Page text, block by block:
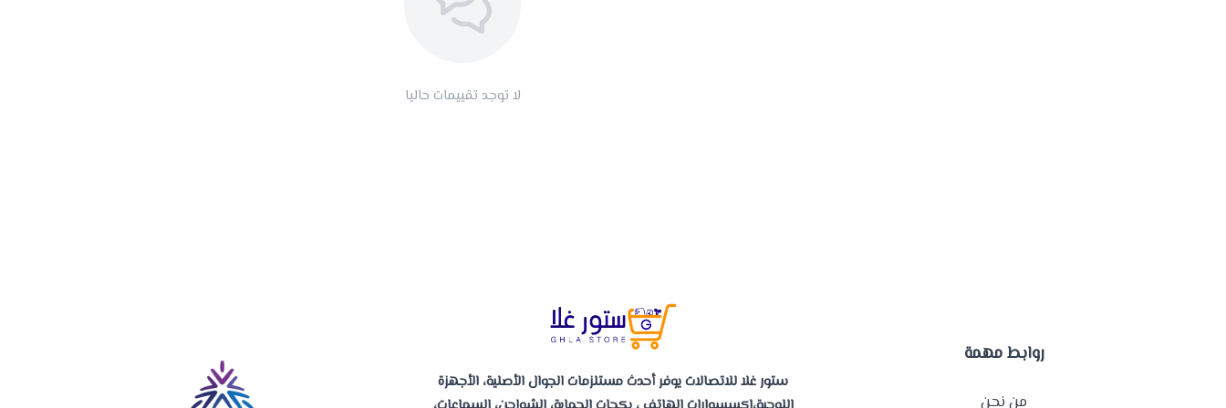
لا توجد تقييمات حاليا
روابط مهمة
من نحن
ستور غلا للاتصالات يوفر أحدث مستلزمات الجوال الأصلية، الأجهزة